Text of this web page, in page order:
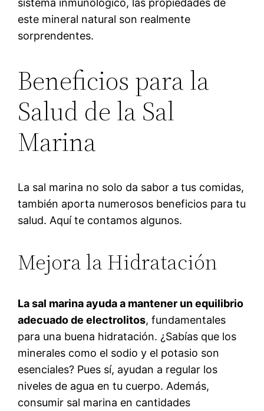
sistema inmunológico, las propiedades de
este mineral natural son realmente
sorprendentes.
Beneficios para la
Salud de la Sal
Marina
La sal marina no solo da sabor a tus comidas,
también aporta numerosos beneficios para tu
salud. Aquí te contamos algunos.
Mejora la Hidratación
La sal marina ayuda a mantener un equilibrio
adecuado de electrolitos, fundamentales
para una buena hidratación. ¿Sabías que los
minerales como el sodio y el potasio son
esenciales? Pues sí, ayudan a regular los
niveles de agua en tu cuerpo. Además,
consumir sal marina en cantidades